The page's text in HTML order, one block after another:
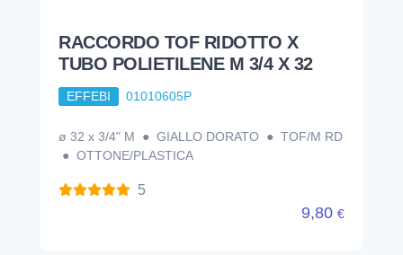
RACCORDO TOF RIDOTTO X
TUBO POLIETILENE M 3/4 X 32
EFFEBI 01010605P
ø 32 x 3/4" M ● GIALLO DORATO ● TOF/M RD
● OTTONE/PLASTICA
5
9,80 €